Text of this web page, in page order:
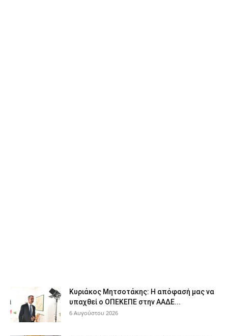
Κυριάκος Μητσοτάκης: Η απόφασή μας να
υπαχθεί ο ΟΠΕΚΕΠΕ στην ΑΑΔΕ...
6 Αυγούστου 2026